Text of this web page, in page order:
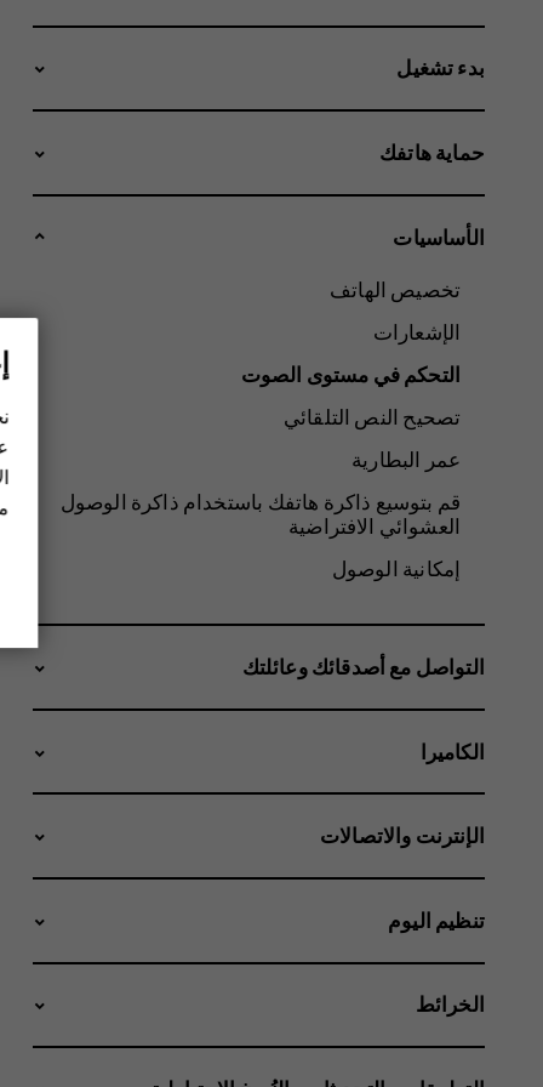
بدء تشغيل
حماية هاتفك
الأساسيات
تخصيص الهاتف
الإشعارات
التحكم في مستوى الصوت
تصحيح النص التلقائي
عمر البطارية
قم بتوسيع ذاكرة هاتفك باستخدام ذاكرة الوصول
العشوائي الافتراضية
إمكانية الوصول
التواصل مع أصدقائك وعائلتك
الكاميرا
الإنترنت والاتصالات
تنظيم اليوم
الخرائط